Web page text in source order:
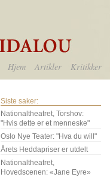
Hjem Artikler Kritikker
Siste saker:
Nationaltheatret, Torshov:
"Hvis dette er et menneske"
Oslo Nye Teater: "Hva du will"
Årets Heddapriser er utdelt
Nationaltheatret,
Hovedscenen: «Jane Eyre»